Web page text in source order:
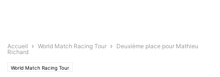
Accueil World Match Racing Tour
Deuxième place pour Mathieu
Richard
World Match Racing Tour